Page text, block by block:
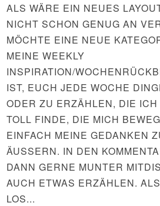
ALS WÄRE EIN NEUES
NICHT SCHON GENUG AN
MÖCHTE EINE NEUE
MEINE WEEKLY
INSPIRATION/
IST, EUCH JEDE WOCHE
ODER ZU ERZÄHLEN, DIE
TOLL FINDE, DIE MICH
EINFACH MEINE GEDANKEN
ÄUSSERN. IN DEN
ANN GERNE MUNTER
UCH ETWAS ERZÄHLEN.
OS...